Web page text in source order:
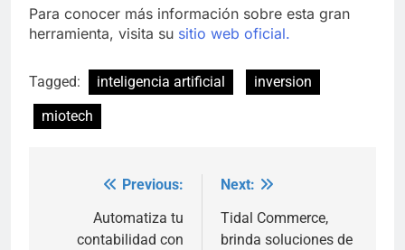
Para conocer más información sobre esta gran
herramienta, visita su sitio web oficial.
Tagged: inteligencia artificial
inversion
miotech
navigation
Previous:
Automatiza tu
contabilidad con
Next:
Tidal Commerce,
brinda soluciones de